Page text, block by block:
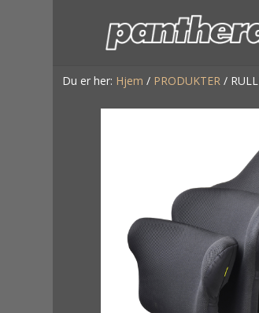
Du er her: Hjem / PRODUKTER /